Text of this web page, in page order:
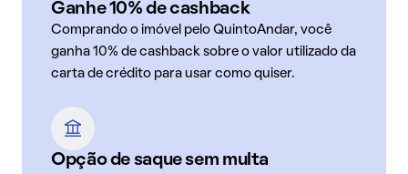
Ganhe 10% de cashback
Comprando o imóvel pelo QuintoAndar, você
ganha 10% de cashback sobre o valor utilizado da
carta de crédito para usar como quiser.
Opção de saque sem multa